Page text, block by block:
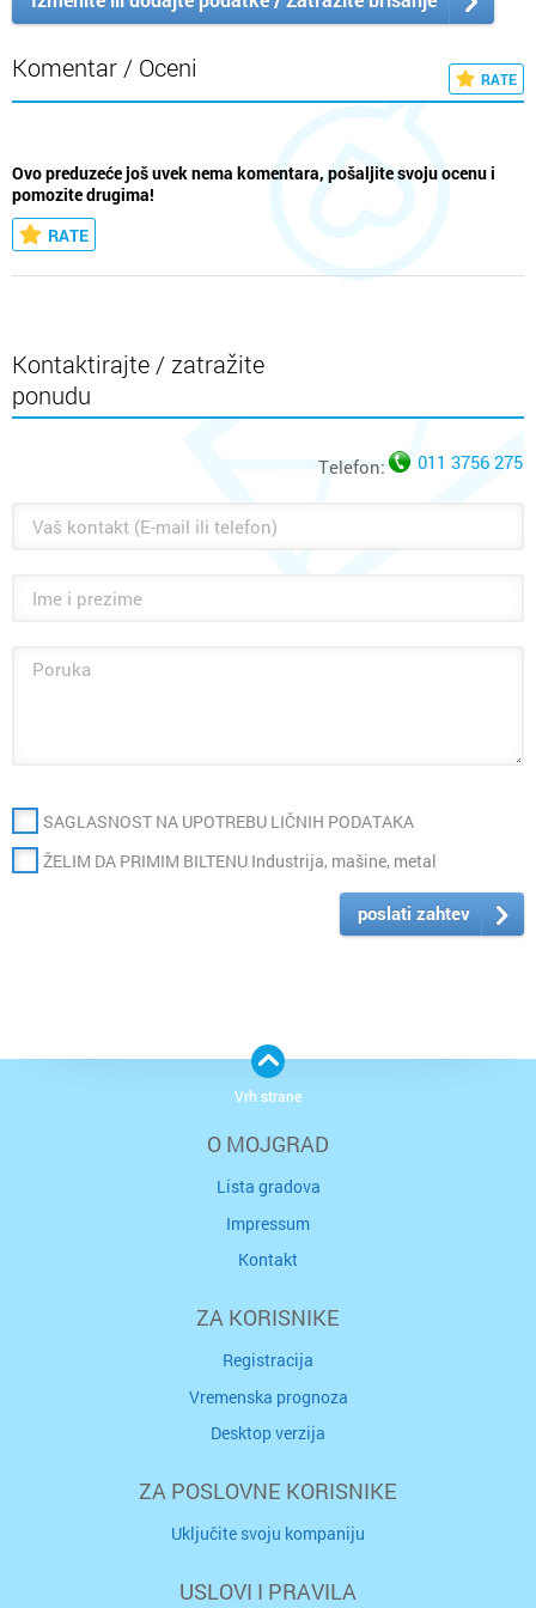
Komentar / Oceni RATE
Ovo preduzeće još uvek nema komentara, pošaljite svoju ocenu i
pomozite drugima!
RATE
Kontaktirajte / zatražite
ponudu
Telefon: 011 3756 275
SAGLASNOST NA UPOTREBU LIČNIH PODATAKA
ŽELIM DA PRIMIM BILTENU Industrija, mašine, metal
poslati zahtev
O MOJGRAD
Lista gradova
Impressum
Kontakt
ZA KORISNIKE
Registracija
Vremenska prognoza
Desktop verzija
ZA POSLOVNE KORISNIKE
Uključite svoju kompaniju
USLOVI I PRAVILA
Vrh strane